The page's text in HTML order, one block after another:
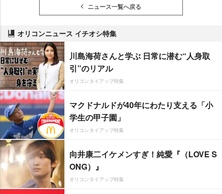
ニュース一覧へ戻る
オリコンニュース イチオシ特集
川島海荷さんと学ぶ 日常に潜む“人身取
引”のリアル
オリコンタイアップ特集
マクドナルドが40年にわたり支える「小
学生の甲子園」
オリコンタイアップ特集
向井康二イケメンすぎ！純愛『（LOVE S
ONG）』
オリコンタイアップ特集